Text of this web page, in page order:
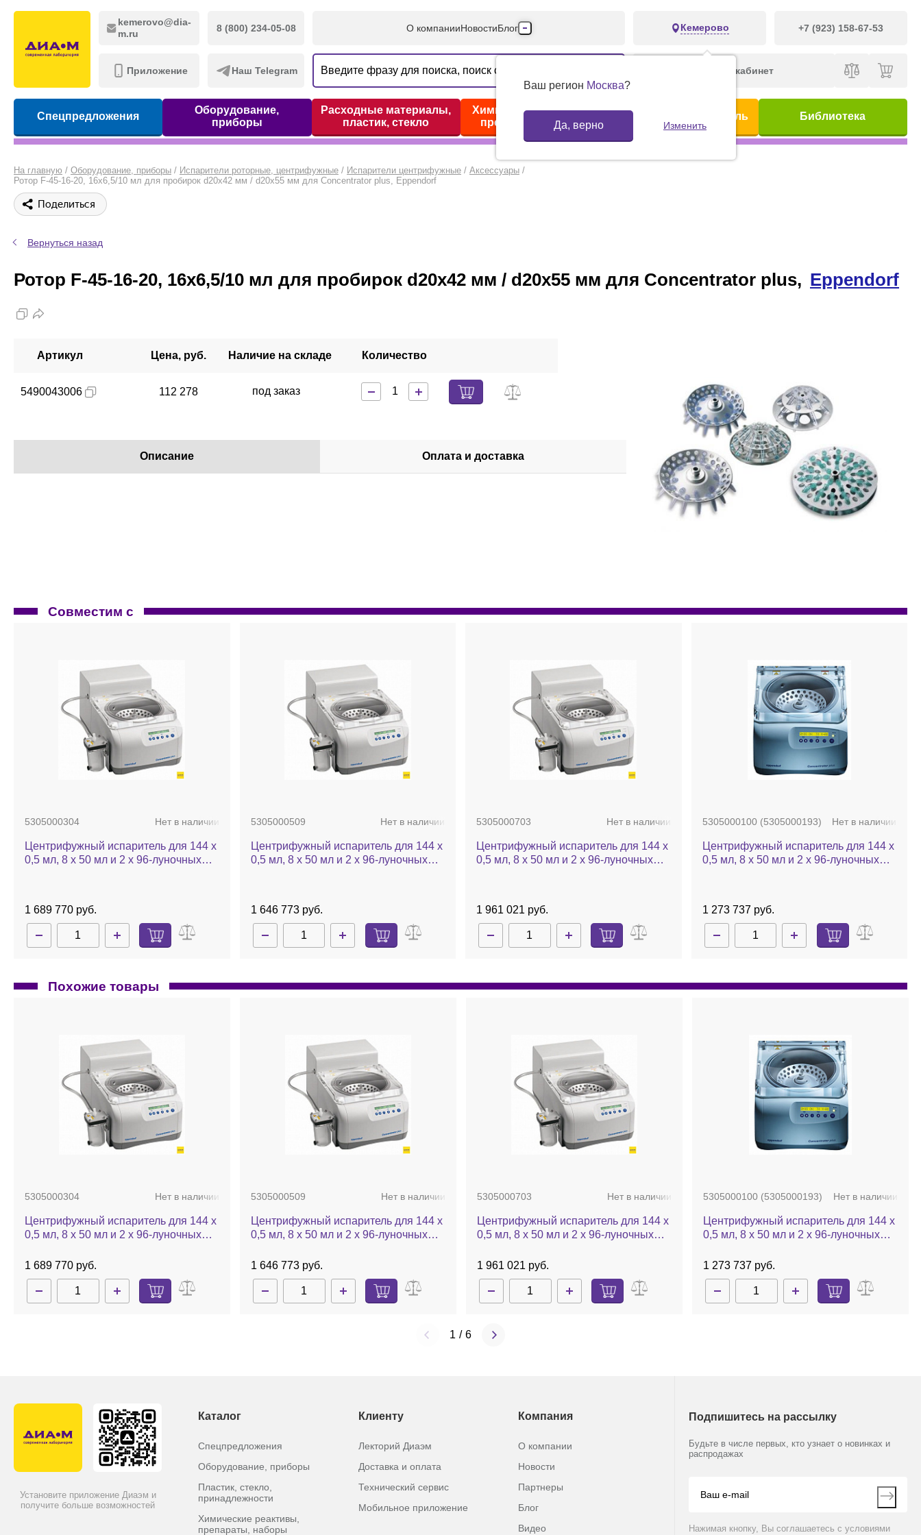
kemerovo@dia-
m.ru
8 (800) 234-05-08
Приложение Наш Telegram
О компанииНовостиБлог
Производители
Партнеры
Контакты
Кемерово +7 (923) 158-67-53
Ваш регион Москва?
Да, верно Изменить
Личный кабинет
Спецпредложения
Оборудование,
приборы
Расходные материалы,
пластик, стекло
Химические реактивы,
препараты, наборы
Предметный указатель Библиотека
На главную / Оборудование, приборы / Испарители роторные, центрифужные / Испарители центрифужные / Аксессуары /
Ротор F-45-16-20, 16x6,5/10 мл для пробирок d20х42 мм / d20х55 мм для Concentrator plus, Eppendorf
Поделиться
Вернуться назад
Ротор F-45-16-20, 16x6,5/10 мл для пробирок d20х42 мм / d20х55 мм для Concentrator plus, Eppendorf
Артикул Цена, руб. Наличие на складе Количество
5490043006 112 278 под заказ
Описание Оплата и доставка
Совместим с
5305000304 Нет в наличии
Центрифужный испаритель для 144 х
0,5 мл, 8 х 50 мл и 2 х 96-луночных
1 689 770 руб.
5305000509 Нет в наличии
Центрифужный испаритель для 144 х
0,5 мл, 8 х 50 мл и 2 х 96-луночных
1 646 773 руб.
5305000703 Нет в наличии
Центрифужный испаритель для 144 х
0,5 мл, 8 х 50 мл и 2 х 96-луночных
1 961 021 руб.
5305000100 (5305000193) Нет в наличии
Центрифужный испаритель для 144 х
0,5 мл, 8 х 50 мл и 2 х 96-луночных
1 273 737 руб.
Похожие товары
5305000304 Нет в наличии
Центрифужный испаритель для 144 х
0,5 мл, 8 х 50 мл и 2 х 96-луночных
стали, с насосом, с ротором
1 689 770 руб.
5305000509 Нет в наличии
Центрифужный испаритель для 144 х
0,5 мл, 8 х 50 мл и 2 х 96-луночных
ротора, Concentrator plus
1 646 773 руб.
5305000703 Нет в наличии
Центрифужный испаритель для 144 х
0,5 мл, 8 х 50 мл и 2 х 96-луночных
стали, с насосом, порт д/внеш.устр.,
1 961 021 руб.
5305000100 (5305000193) Нет в наличии
Центрифужный испаритель для 144 х
0,5 мл, 8 х 50 мл и 2 х 96-луночных
стали, без насоса, с ротором
1 273 737 руб.
1 / 6
Установите приложение Диаэм и
получите больше возможностей
Каталог
Спецпредложения
Оборудование, приборы
Пластик, стекло,
принадлежности
Химические реактивы,
препараты, наборы
Клиенту
Лекторий Диаэм
Доставка и оплата
Технический сервис
Мобильное приложение
Компания
О компании
Новости
Партнеры
Блог
Видео
Подпишитесь на рассылку
Будьте в числе первых, кто узнает о новинках и
распродажах
Нажимая кнопку, Вы соглашаетесь с условиями